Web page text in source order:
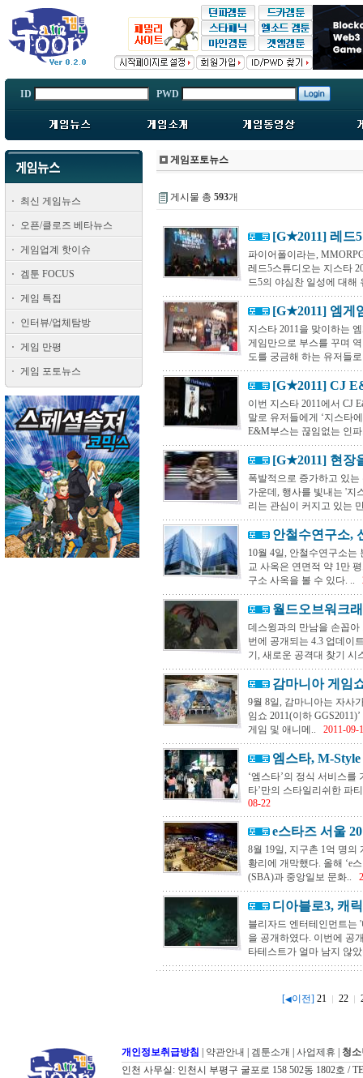
ID PWD
최신 게임뉴스
오픈/클로즈 베타뉴스
게임업계 핫이슈
겜툰 FOCUS
게임 특집
인터뷰/업체탐방
게임 만평
게임 포토뉴스
게임포토뉴스
게시물 총 593개
[G★2011] 레드
파이어폴이라는,
레드5스튜디오는 지스타
드5의 야심찬 일성에 대해
[G★2011] 엠게
지스타 2011을 맞이하는
게임만으로 부스를 꾸며
도를 궁금해 하는 유저들
[G★2011] CJ
이번 지스타 2011에서 CJ
말로 유저들에게 ‘지스타
E&M부스는 끊임없는 인
[G★2011] 현장
폭발적으로 증가하고 있
가운데, 행사를 빛내는 '지
리는 관심이 커지고 있는
안철수연구소,
10월 4일, 안철수연구소
교 사옥은 연면적 약 1만
구소 사옥을 볼 수 있다. ..
월드오브워크
데스윙과의 만남을 손꼽
번에 공개되는 4.3 업데이
기, 새로운 공격대 찾기 시
감마니아 게임
9월 8일, 감마니아는 자사
임쇼 2011(이하
게임 및 애니메..
2011-09-
엠스타, M-
‘엠스타’의 정식 서비스를
타’만의 스타일리쉬한 파
08-22
e스타즈 서울
8월 19일, 지구촌 1억 명의
황리에 개막했다. 올해 ‘e
(SBA)과 중앙일보 문화..
디아블로3, 캐
블리자드 엔터테인먼트는
을 공개하였다. 이번에 공
타테스트가 얼마 남지 않
[◀이전] 21 22
개인정보취급방침 약관안내 겜툰소개 사업제휴
청
인천 사무실: 인천시 부평구 굴포로 158 502동 1802호 /